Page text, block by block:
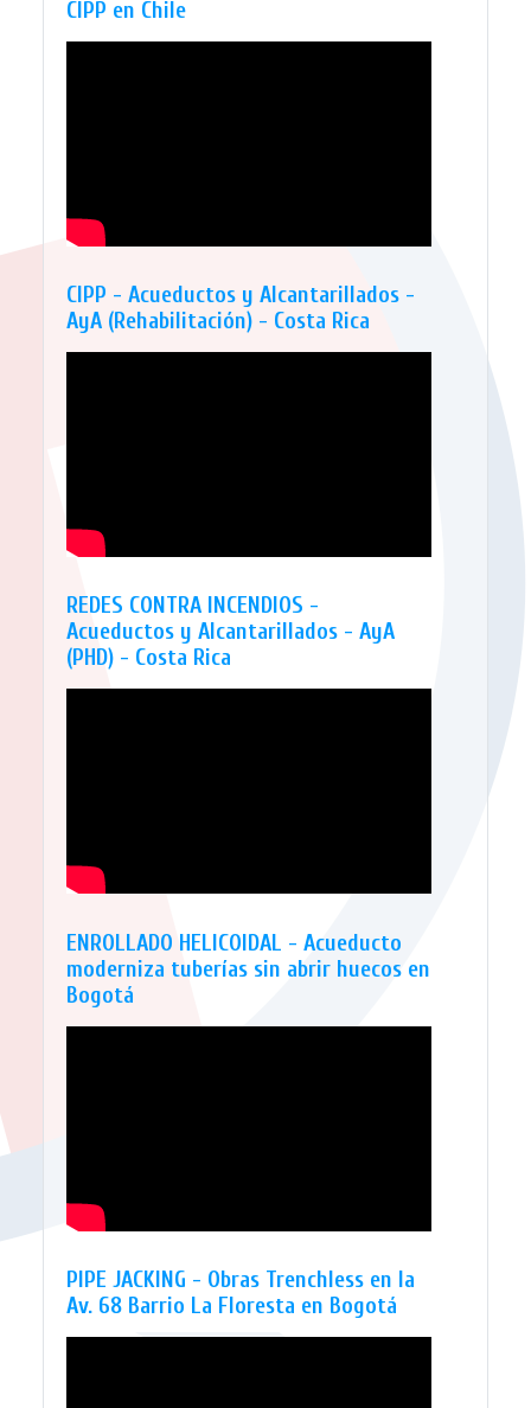
CIPP en Chile
CIPP - Acueductos y Alcantarillados -
AyA (Rehabilitación) - Costa Rica
REDES CONTRA INCENDIOS -
Acueductos y Alcantarillados - AyA
(PHD) - Costa Rica
ENROLLADO HELICOIDAL - Acueducto
moderniza tuberías sin abrir huecos en
Bogotá
PIPE JACKING - Obras Trenchless en la
Av. 68 Barrio La Floresta en Bogotá